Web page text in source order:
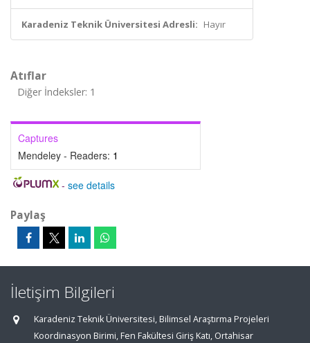
Karadeniz Teknik Üniversitesi Adresli: Hayır
Atıflar
Diğer İndeksler: 1
Captures
Mendeley - Readers: 1
- see details
Paylaş
İletişim Bilgileri
Karadeniz Teknik Üniversitesi, Bilimsel Araştırma Projeleri
Koordinasyon Birimi, Fen Fakültesi Giriş Katı, Ortahisar